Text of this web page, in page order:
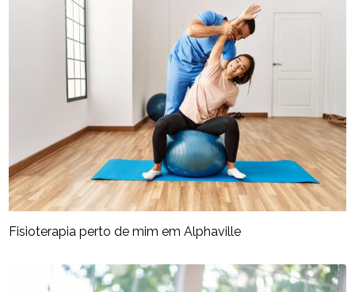
Fisioterapia perto de mim​ em Alphaville